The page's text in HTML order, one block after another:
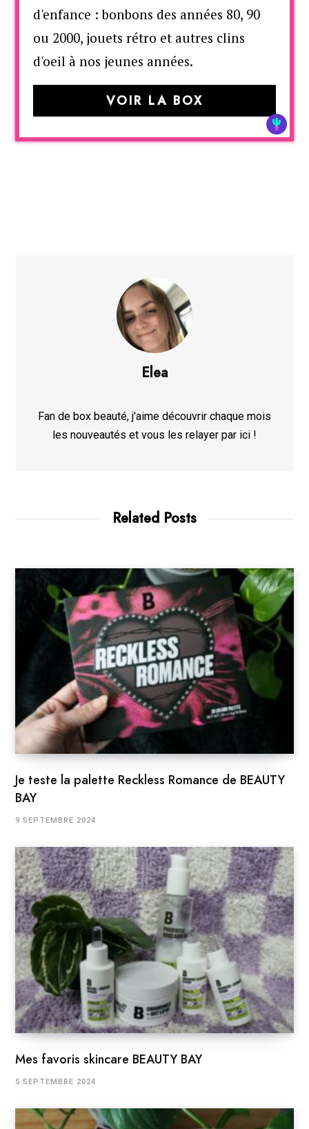
d'enfance : bonbons des années 80, 90
ou 2000, jouets rétro et autres clins
d'oeil à nos jeunes années.
VOIR LA BOX
Elea
Fan de box beauté, j'aime découvrir chaque mois
les nouveautés et vous les relayer par ici !
Related Posts
Je teste la palette Reckless Romance de BEAUTY
BAY
9 SEPTEMBRE 2024
Mes favoris skincare BEAUTY BAY
5 SEPTEMBRE 2024